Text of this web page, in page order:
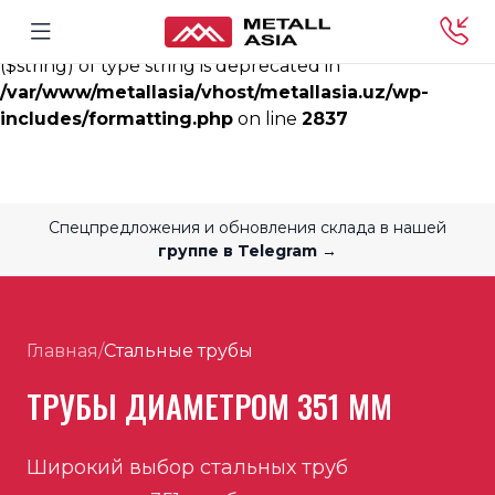
Deprecated
: rtrim(): Passing null to parameter #1
($string) of type string is deprecated in
/var/www/metallasia/vhost/metallasia.uz/wp-
includes/formatting.php on line 2837
Спецпредложения и обновления склада в нашей
группе в Telegram →
Главная/Стальные трубы
ТРУБЫ ДИАМЕТРОМ 351 ММ
Широкий выбор стальных труб